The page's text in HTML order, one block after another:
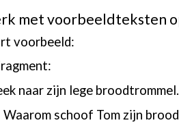
met voorbeeldteksten
voorbeeld:
naar zijn lege
Waarom schoof Tom zijn